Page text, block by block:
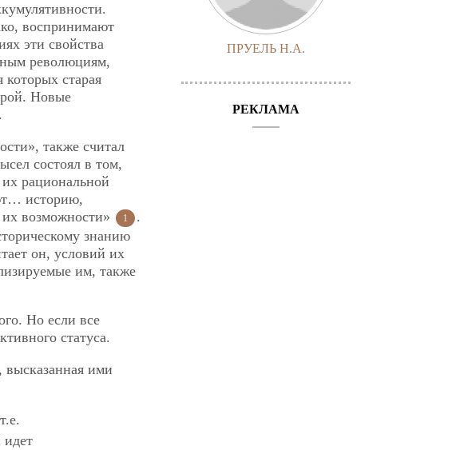
воспринимают
эти свойства
революциям,
старая
Новые
также считал
состоял в том,
рациональной
историю,
возможности»
1
.
знанию
он, условий их
им, также
Но если все
статуса.
высказанная ими
идет
ПРУЕЛЬ Н.А.
РЕКЛАМА